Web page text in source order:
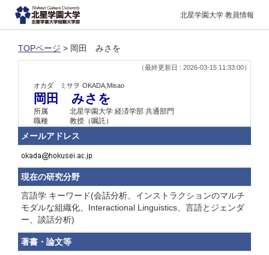
北星学園大学 教員情報
TOPページ > 岡田 みさを
（最終更新日 : 2026-03-15 11:33:00）
オカダ ミサヲ OKADA,Misao
岡田 みさを
所属
北星学園大学 経済学部 共通部門
職種
教授（嘱託）
メールアドレス
現在の研究分野
言語学 キーワード(会話分析、インストラクションのマルチ
モダルな組織化、Interactional Linguistics、言語とジェンダ
ー、談話分析)
著書・論文等